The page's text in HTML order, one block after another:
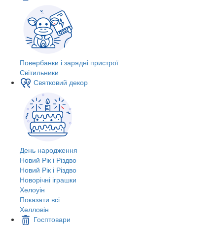
Повербанки і зарядні пристрої
Світильники
Святковий декор
День народження
Новий Рік і Різдво
Новий Рік і Різдво
Новорічні іграшки
Хелоуін
Показати всі
Хелловін
Госптовари